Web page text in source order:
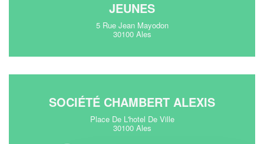
JEUNES
5 Rue Jean Mayodon
30100 Ales
SOCIÉTÉ CHAMBERT ALEXIS
Place De L'hotel De Ville
30100 Ales